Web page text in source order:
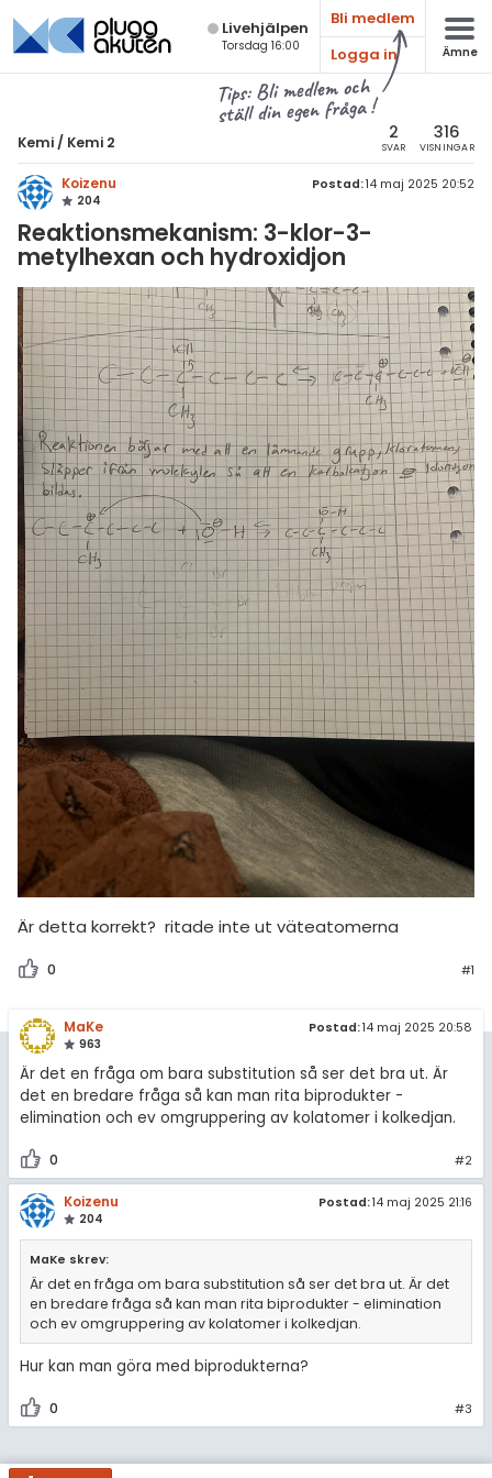
Live­hjälpen
Torsdag 16:00
Bli medlem
Logga in
Ämne
Tips: Bli medlem och
ställ din egen fråga !
Kemi / Kemi 2 2
SVAR
316
VISNINGAR
Koizenu
204
Postad:14 maj 2025 20:52
Reaktionsmekanism: 3-klor-3-
metylhexan och hydroxidjon
Är detta korrekt? ritade inte ut väteatomerna
0 #1
MaKe
963
Postad:14 maj 2025 20:58
Är det en fråga om bara substitution så ser det bra ut. Är
det en bredare fråga så kan man rita biprodukter -
elimination och ev omgruppering av kolatomer i kolkedjan.
0 #2
Koizenu
204
Postad:14 maj 2025 21:16
MaKe skrev:
Är det en fråga om bara substitution så ser det bra ut. Är det
en bredare fråga så kan man rita biprodukter - elimination
och ev omgruppering av kolatomer i kolkedjan.
Hur kan man göra med biprodukterna?
0 #3
Alla ämnen
Kemi
Alla trådar
Kemi 1
Kemi 2
Universitet
Allmänna diskussioner
Livehjälpen
Topplistor
Regler
För lärare
4 inloggade
Om Pluggakuten
Allmänna villkor
Cookie-inställningar
& Bygg
språk
ämnen
diskussioner